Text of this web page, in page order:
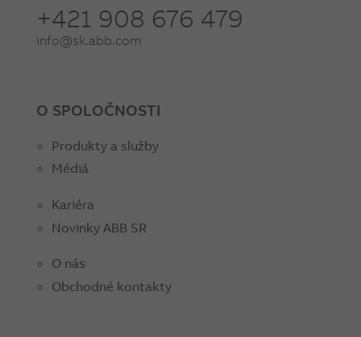
+421 908 676 479
info@sk.abb.com
O SPOLOČNOSTI
Produkty a služby
Médiá
Kariéra
Novinky ABB SR
O nás
Obchodné kontakty